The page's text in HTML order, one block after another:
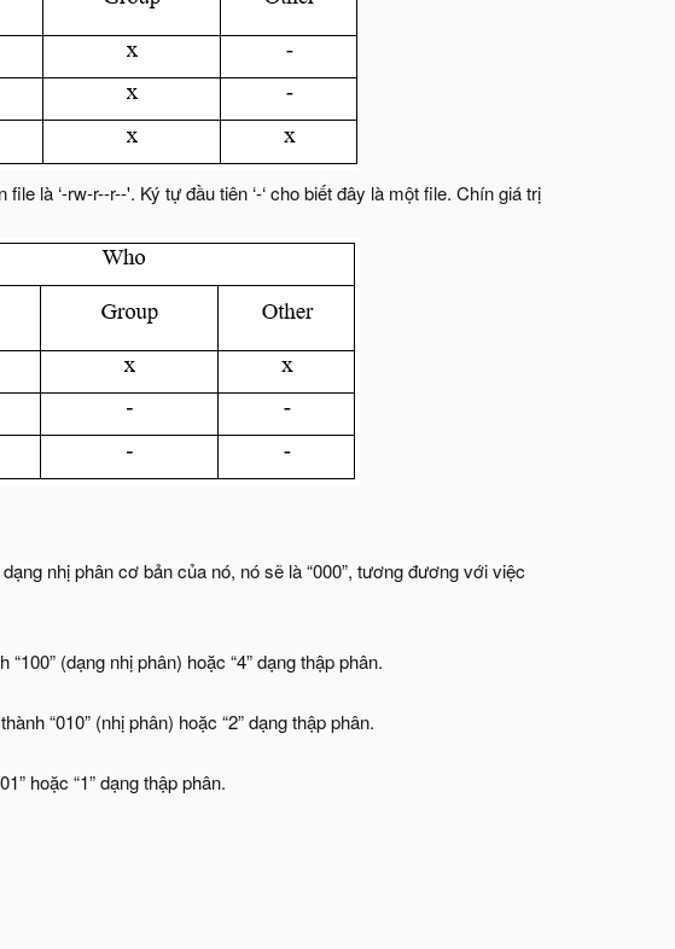
là ‘-rw-r--r--'. Ký tự đầu tiên ‘-‘ cho biết đây là một file. Chín giá trị
nhị phân cơ bản của nó, nó sẽ là “000”, tương đương với việc
(dạng nhị phân) hoặc “4” dạng thập phân.
“010” (nhị phân) hoặc “2” dạng thập phân.
hoặc “1” dạng thập phân.